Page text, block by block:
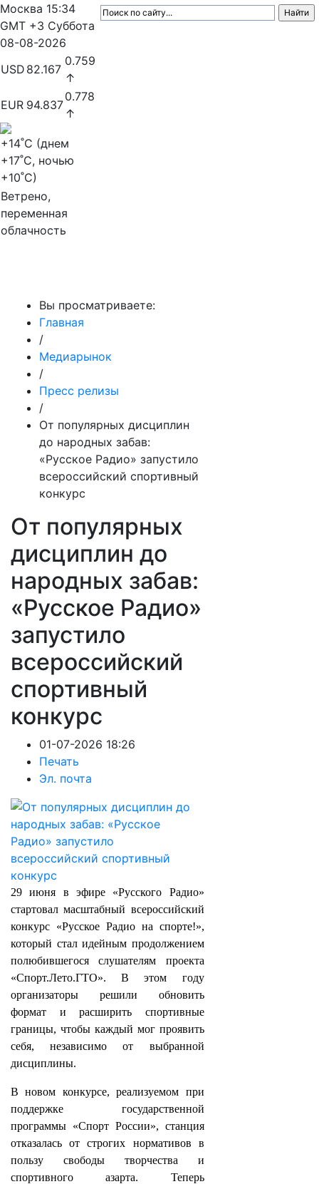
Москва 15:34
GMT +3 Суббота
08-08-2026
USD 82.167
0.759
↑
EUR 94.837
0.778
↑
+14˚C (днем
+17˚C, ночью
+10˚C)
Ветрено,
переменная
облачность
Вы просматриваете:
Главная
/
Медиарынок
/
Пресс релизы
/
От популярных дисциплин
до народных забав:
«Русское Радио» запустило
всероссийский спортивный
конкурс
От популярных
дисциплин до
народных забав:
«Русское Радио»
запустило
всероссийский
спортивный
конкурс
01-07-2026 18:26
Печать
Эл. почта
29 июня в эфире «Русского Радио»
стартовал масштабный всероссийский
конкурс «Русское Радио на спорте!»,
который стал идейным продолжением
полюбившегося слушателям проекта
«Спорт.Лето.ГТО». В этом году
организаторы решили обновить
формат и расширить спортивные
границы, чтобы каждый мог проявить
себя, независимо от выбранной
дисциплины.
В новом конкурсе, реализуемом при
поддержке государственной
программы «Спорт России», станция
отказалась от строгих нормативов в
пользу свободы творчества и
спортивного азарта. Теперь